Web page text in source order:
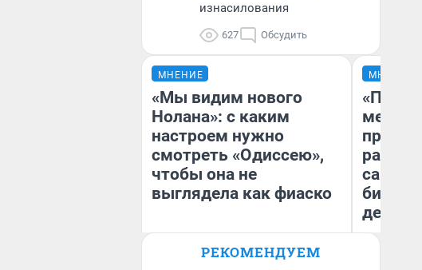
изнасилования
627 Обсудить
МНЕНИЕ
«Мы видим нового
Нолана»: с каким
настроем нужно
смотреть «Одиссею»,
чтобы она не
выглядела как фиаско
Надежда Губарь
МНЕНИЕ
самом
РЕКОМЕНДУЕМ